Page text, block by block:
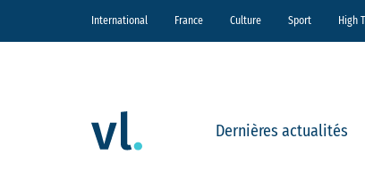
International France Culture Sport High
Dernières actualités